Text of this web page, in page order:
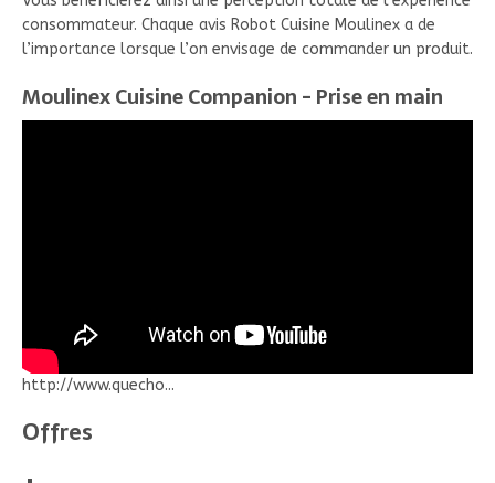
consommateur. Chaque avis Robot Cuisine Moulinex a de
l’importance lorsque l’on envisage de commander un produit.
Moulinex Cuisine Companion - Prise en main
http://www.quecho...
Offres